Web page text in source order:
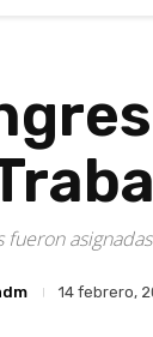
fueron
14 febrero,